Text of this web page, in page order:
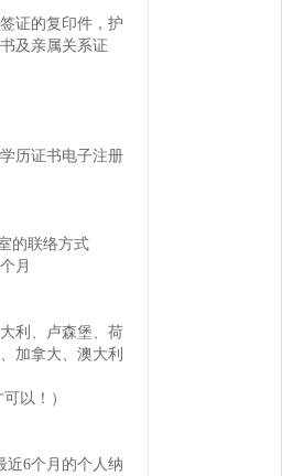
证的复印件，护
及亲属关系证
历证书电子注册
的联络方式
月
利、卢森堡、荷
加拿大、澳大利
以！）
近6个月的个人纳